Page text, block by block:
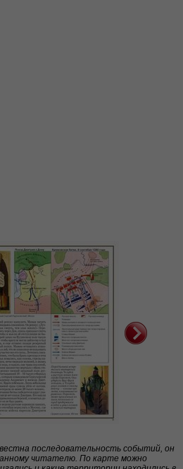
последовательность событий, он
читателю. По карте можно